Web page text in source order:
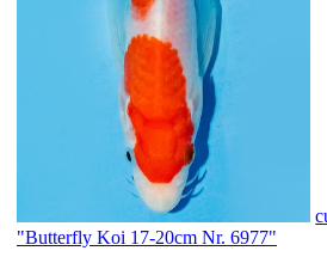
"Butterfly Koi 17-20cm Nr. 6977"